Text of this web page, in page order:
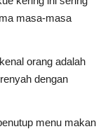
masa-masa
orang adalah
dengan
menu makan